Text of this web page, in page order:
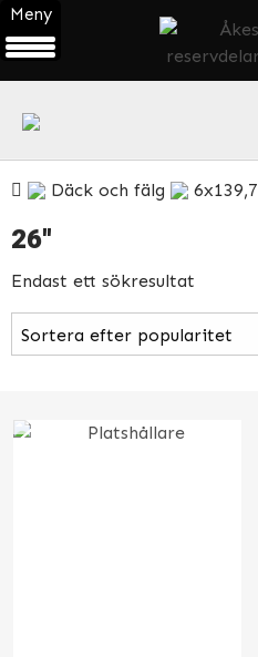
Däck och fälg 6x139,7
26''
Endast ett sökresultat
Meny